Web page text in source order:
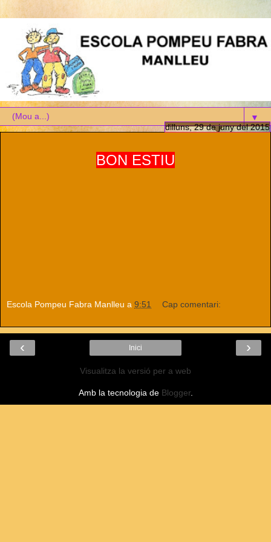
▼
dilluns, 29 de juny del 2015
BON ESTIU
Escola Pompeu Fabra Manlleu a 9:51 Cap comentari:
‹ ›
Inici
Visualitza la versió per a web
Amb la tecnologia de Blogger.